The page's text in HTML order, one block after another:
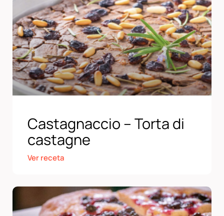
Castagnaccio – Torta di
castagne
Ver receta